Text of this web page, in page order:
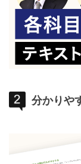
分かりや